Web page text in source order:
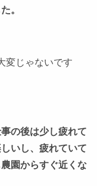
。
変じゃないです
の後は少し疲れて
いし、疲れていて
園からすぐ近くな